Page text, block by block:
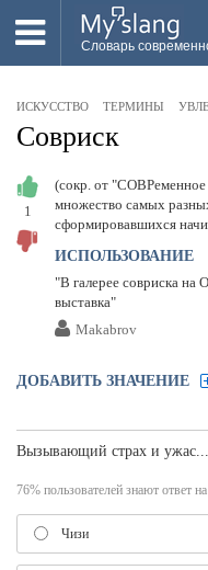
Словарь
НОВОЕ
ПОПУЛЯРНОЕ
ПРОВЕРИТЬ
ДОБАВИТЬ СЛОВО
ПРОСВЕТИТЕЛИ
ИСКУССТВО ТЕРМИНЫ
Совриск
1
(сокр. от
множество самых
сформировавшихся
ИСПОЛЬЗОВАНИЕ
"В галерее совриска на
выставка"
Makabrov
ДОБАВИТЬ ЗНАЧЕНИЕ
Вызывающий страх и ужас...
76% пользователей знают ответ
Чизи